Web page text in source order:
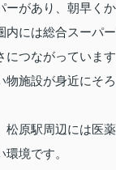
ーがあり、朝早く
内には総合スーパ
つながっています
物施設が身近にそ
松原駅周辺には医
境です。